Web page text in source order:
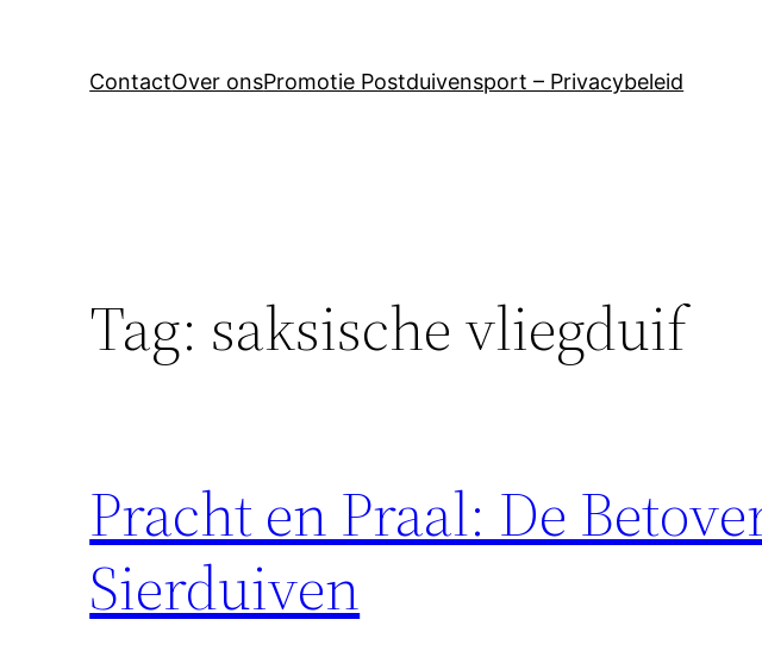
ContactOver onsPromotie Postduivensport – Privacybeleid
Tag: saksische vliegduif
Pracht en Praal: De
Sierduiven